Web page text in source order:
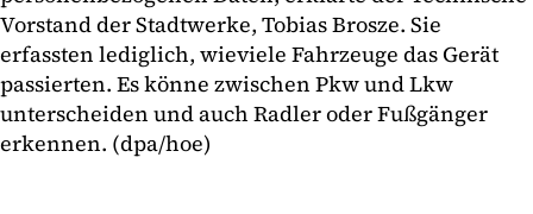
Vorstand der Stadtwerke, Tobias Brosze. Sie
erfassten lediglich, wieviele Fahrzeuge das Gerät
passierten. Es könne zwischen Pkw und Lkw
unterscheiden und auch Radler oder Fußgänger
erkennen. (dpa/hoe)